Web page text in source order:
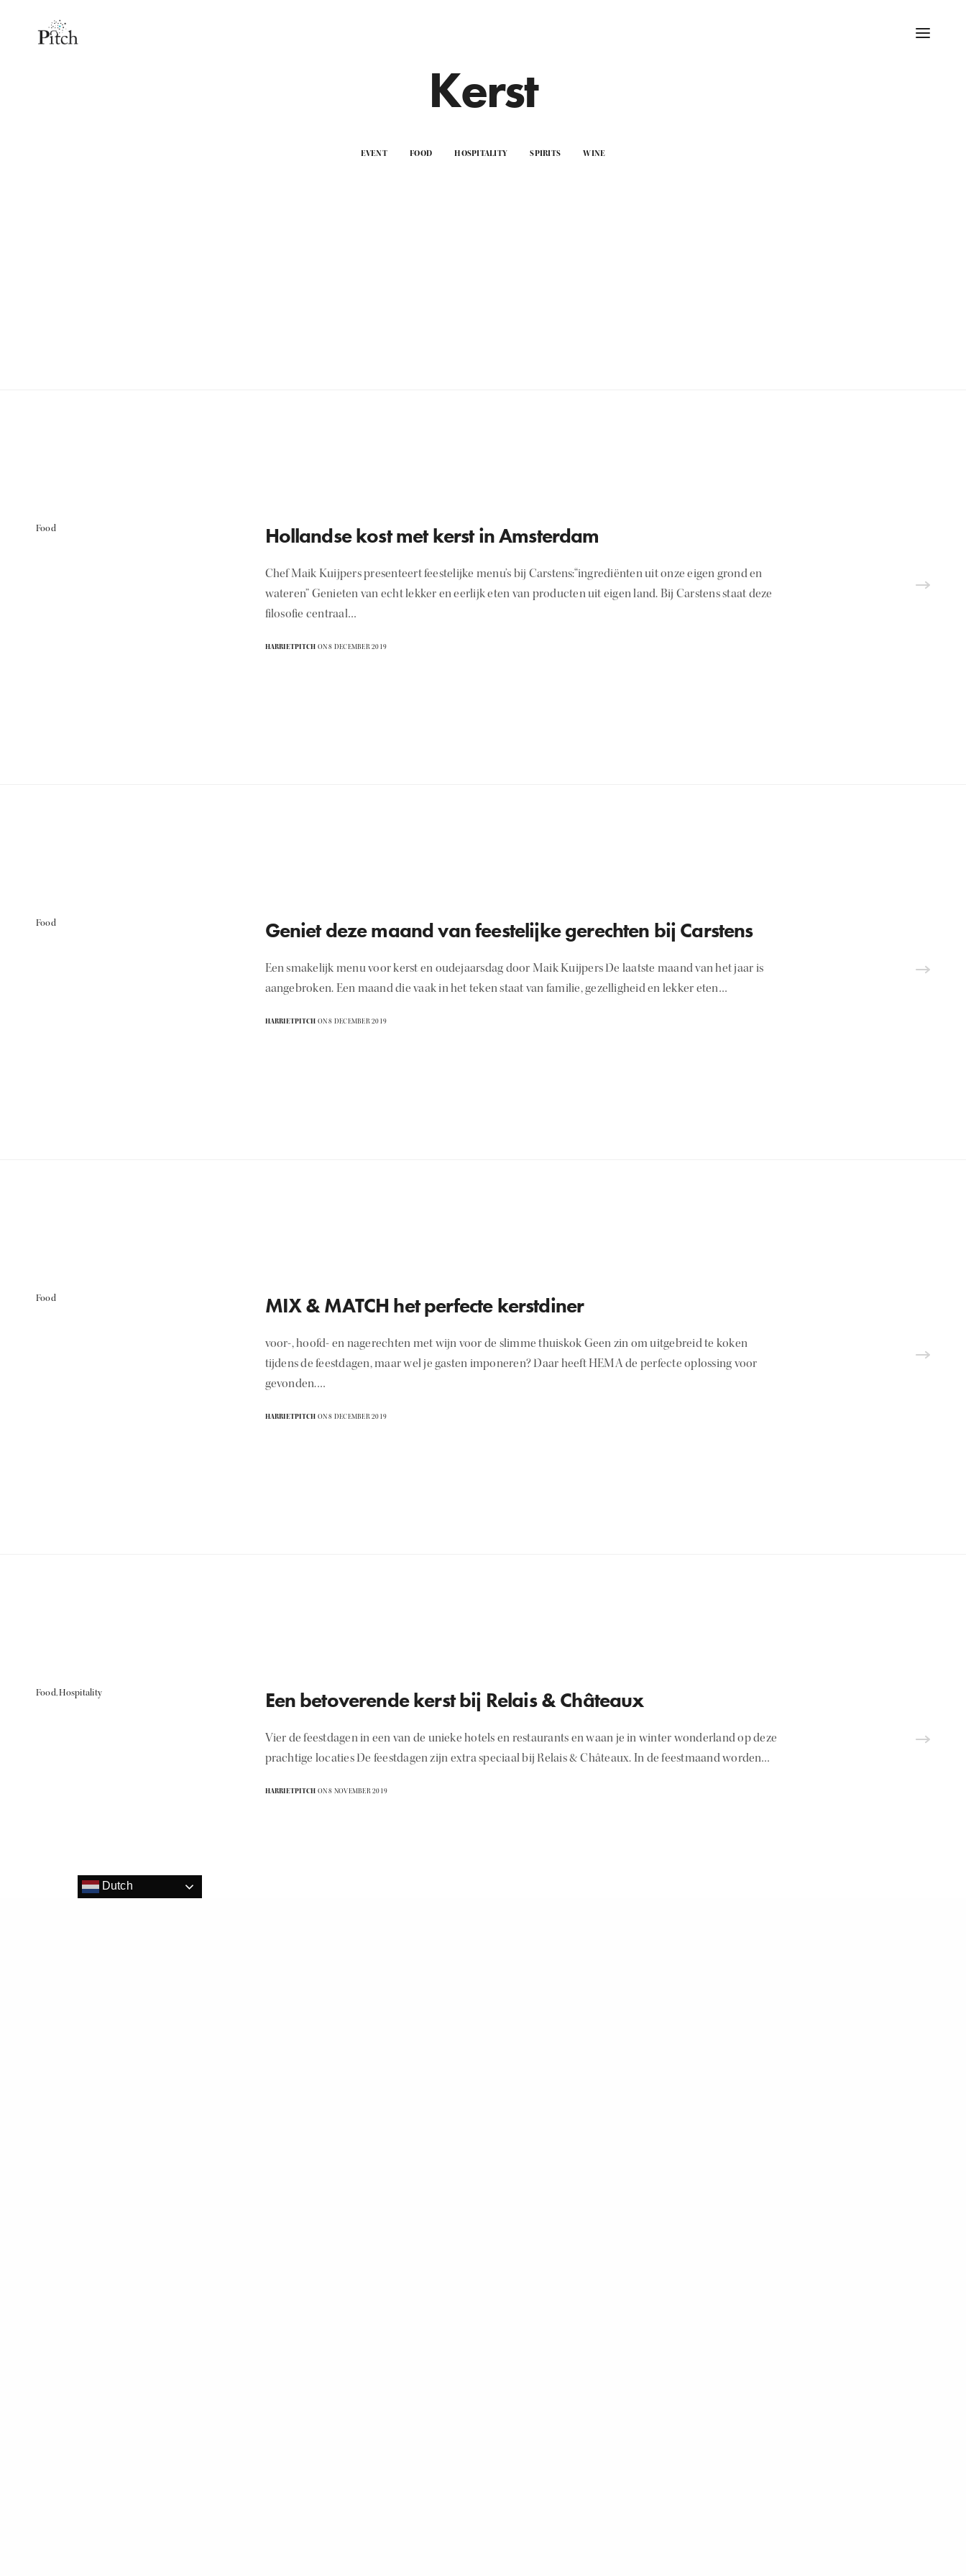
Kerst
EVENT FOOD HOSPITALITY SPIRITS WINE
Food Hollandse kost met kerst in Amsterdam
Chef Maik Kuijpers presenteert feestelijke menu’s bij Carstens:“ingrediënten uit onze eigen grond en
wateren” Genieten van echt lekker en eerlijk eten van producten uit eigen land. Bij Carstens staat deze
filosofie centraal…
HARRIETPITCH ON 8 DECEMBER 2019
Food Geniet deze maand van feestelijke gerechten bij Carstens
Een smakelijk menu voor kerst en oudejaarsdag door Maik Kuijpers De laatste maand van het jaar is
aangebroken. Een maand die vaak in het teken staat van familie, gezelligheid en lekker eten…
HARRIETPITCH ON 8 DECEMBER 2019
Food MIX & MATCH het perfecte kerstdiner
voor-, hoofd- en nagerechten met wijn voor de slimme thuiskok Geen zin om uitgebreid te koken
tijdens de feestdagen, maar wel je gasten imponeren? Daar heeft HEMA de perfecte oplossing voor
gevonden.…
HARRIETPITCH ON 8 DECEMBER 2019
Food,Hospitality Een betoverende kerst bij Relais & Châteaux
Vier de feestdagen in een van de unieke hotels en restaurants en waan je in winter wonderland op deze
prachtige locaties De feestdagen zijn extra speciaal bij Relais & Châteaux. In de feestmaand worden…
HARRIETPITCH ON 8 NOVEMBER 2019
Dutch